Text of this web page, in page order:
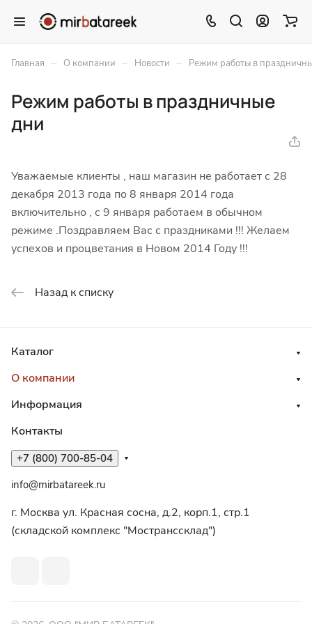
Главная – О компании – Новости – Режим работы в
Режим работы в праздничные
дни
Уважаемые клиенты , наш магазин не работает с 28
декабря 2013 года по 8 января 2014 года
включительно , с 9 января работаем в обычном
режиме .Поздравляем Вас с праздниками !!! Желаем
успехов и процветания в Новом 2014 Году !!!
Назад к списку
Каталог
О компании
Информация
Контакты
+7 (800) 700-85-04
info@mirbatareek.ru
г. Москва ул. Красная сосна, д.2, корп.1, стр.1
(складской комплекс "Мостранссклад")